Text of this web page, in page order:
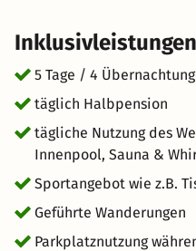
Service und eine
unvergesslichen Urlaub in
wünscht Ihnen einen tollen
Ratschings.
Inklusivleistungen
5 Tage / 4
täglich Halbpension
tägliche Nutzung des
Innenpool, Sauna &
Sportangebot wie z.B.
Geführte Wanderungen
Parkplatznutzung